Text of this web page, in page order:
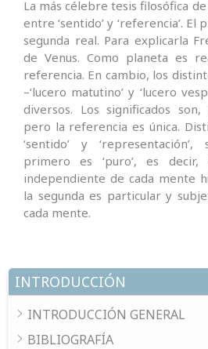
INTRODUCCIÓN
INTRODUCCIÓN GENERAL
BIBLIOGRAFÍA
La más célebre tesis filosófica
entre ‘sentido’ y ‘referencia’.
segunda real. Para explicarla
de Venus. Como planeta es
referencia. En cambio, los
–‘lucero matutino’ y ‘lucero
diversos. Los significados
pero la referencia es única.
‘sentido’ y
primero es ‘puro’, es
independiente de cada mente
la segunda es particular y
cada mente.